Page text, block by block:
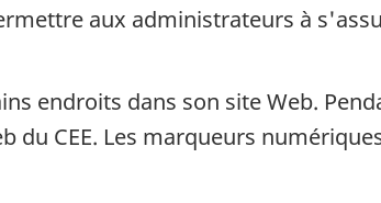
aux administrateurs à
endroits dans son site Web.
du CEE. Les marqueurs